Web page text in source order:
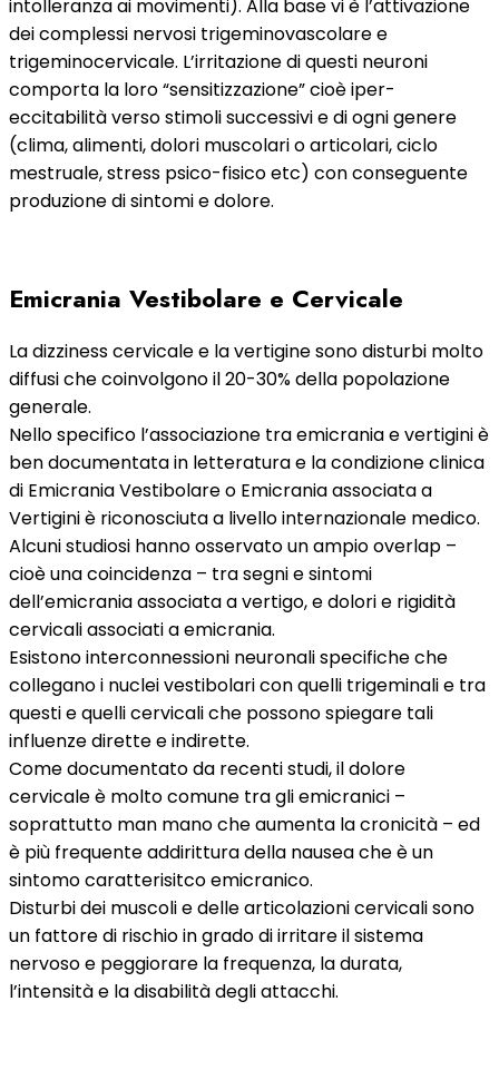
intolleranza ai movimenti). Alla base vi è l’attivazione
dei complessi nervosi trigeminovascolare e
trigeminocervicale. L’irritazione di questi neuroni
comporta la loro “sensitizzazione” cioè iper-
eccitabilità verso stimoli successivi e di ogni genere
(clima, alimenti, dolori muscolari o articolari, ciclo
mestruale, stress psico-fisico etc) con conseguente
produzione di sintomi e dolore.
Emicrania Vestibolare e Cervicale
La dizziness cervicale e la vertigine sono disturbi molto
diffusi che coinvolgono il 20-30% della popolazione
generale.
Nello specifico l’associazione tra emicrania e vertigini è
ben documentata in letteratura e la condizione clinica
di Emicrania Vestibolare o Emicrania associata a
Vertigini è riconosciuta a livello internazionale medico.
Alcuni studiosi hanno osservato un ampio overlap –
cioè una coincidenza – tra segni e sintomi
dell’emicrania associata a vertigo, e dolori e rigidità
cervicali associati a emicrania.
Esistono interconnessioni neuronali specifiche che
collegano i nuclei vestibolari con quelli trigeminali e tra
questi e quelli cervicali che possono spiegare tali
influenze dirette e indirette.
Come documentato da recenti studi, il dolore
cervicale è molto comune tra gli emicranici –
soprattutto man mano che aumenta la cronicità – ed
è più frequente addirittura della nausea che è un
sintomo caratterisitco emicranico.
Disturbi dei muscoli e delle articolazioni cervicali sono
un fattore di rischio in grado di irritare il sistema
nervoso e peggiorare la frequenza, la durata,
l’intensità e la disabilità degli attacchi.